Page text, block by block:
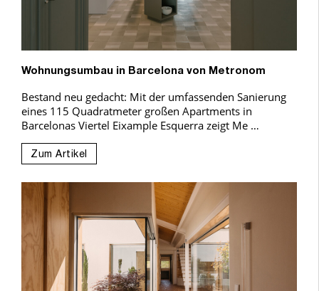
Wohnungsumbau in Barcelona von Metronom
Bestand neu gedacht: Mit der umfassenden Sanierung
eines 115 Quadratmeter großen Apartments in
Barcelonas Viertel Eixample Esquerra zeigt Me …
Zum Artikel